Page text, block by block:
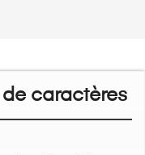
caractères